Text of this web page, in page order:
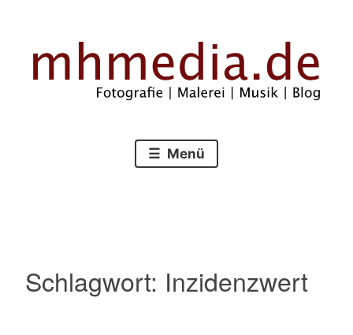
springen
mhmedia.de
Menü
Schlagwort: Inzidenzwert